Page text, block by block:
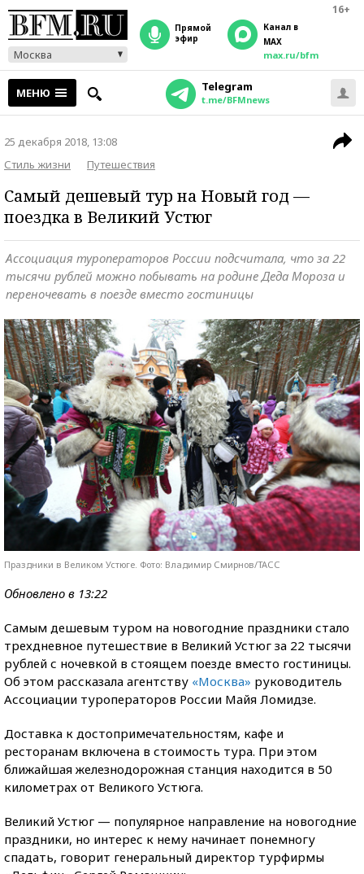
16+
Москва
прямой
эфир
Канал в
MAX
max.ru/bfm
МЕНЮ Telegram
t.me/BFMnews
25 декабря 2018, 13:08
Стиль жизни
Путешествия
Самый дешевый тур на Новый год —
поездка в Великий Устюг
Ассоциация туроператоров России подсчитала, что за 22
тысячи рублей можно побывать на родине Деда Мороза и
переночевать в поезде вместо гостиницы
Праздники в Великом Устюге. Фото: Владимир Смирнов/ТАСС
Обновлено в 13:22
Самым дешевым туром на новогодние праздники стало
трехдневное путешествие в Великий Устюг за 22 тысячи
рублей с ночевкой в стоящем поезде вместо гостиницы.
Об этом рассказала агентству «Москва» руководитель
Ассоциации туроператоров России Майя Ломидзе.
Доставка к достопримечательностям, кафе и
ресторанам включена в стоимость тура. При этом
ближайшая железнодорожная станция находится в 50
километрах от Великого Устюга.
Великий Устюг — популярное направление на новогодние
праздники, но интерес к нему начинает понемногу
спадать, говорит генеральный директор турфирмы